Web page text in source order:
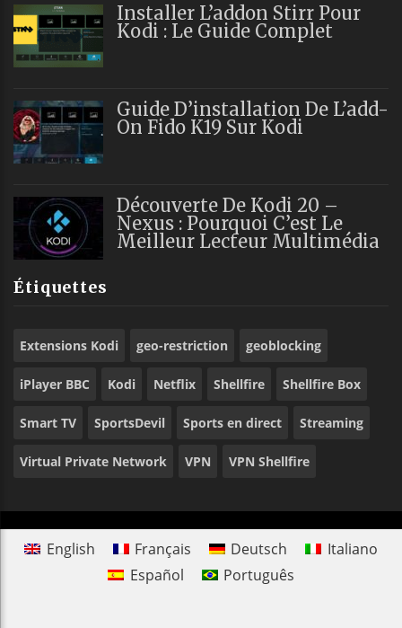
Installer L’addon Stirr Pour
Kodi : Le Guide Complet
Guide D’installation De L’add-
On Fido K19 Sur Kodi
Découverte De Kodi 20 –
Nexus : Pourquoi C’est Le
Meilleur Lecteur Multimédia
Étiquettes
Extensions Kodi geo-restriction geoblocking
iPlayer BBC Kodi Netflix Shellfire Shellfire Box
Smart TV SportsDevil Sports en direct Streaming
Virtual Private Network VPN VPN Shellfire
English Français Deutsch
Italiano
Español
Português